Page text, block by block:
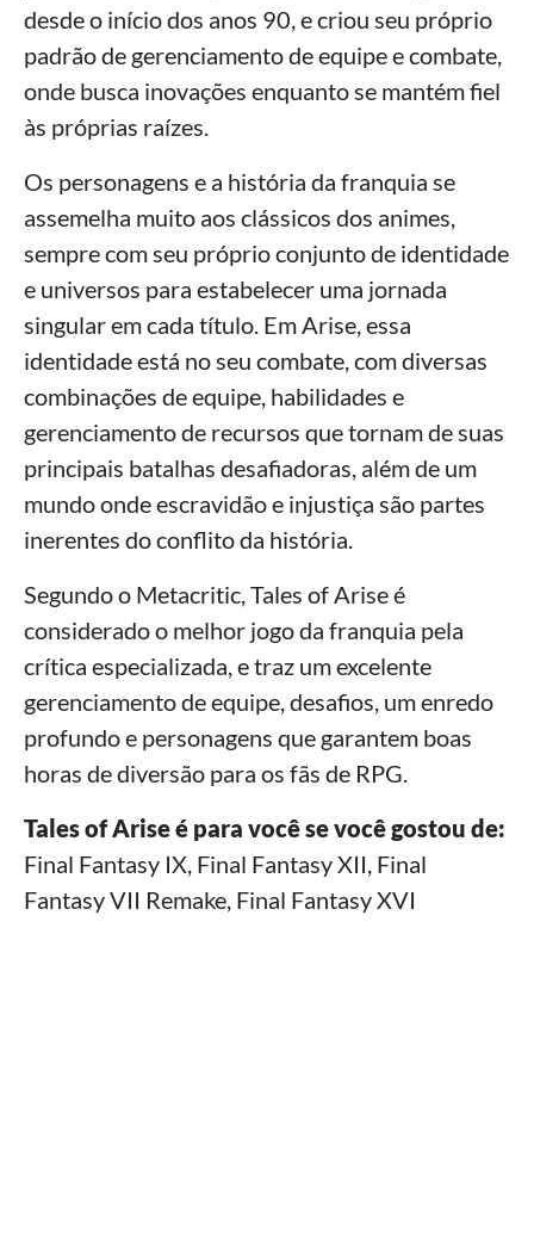
desde o início dos anos 90, e criou seu próprio
padrão de gerenciamento de equipe e combate,
onde busca inovações enquanto se mantém fiel
às próprias raízes.
Os personagens e a história da franquia se
assemelha muito aos clássicos dos animes,
sempre com seu próprio conjunto de identidade
e universos para estabelecer uma jornada
singular em cada título. Em Arise, essa
identidade está no seu combate, com diversas
combinações de equipe, habilidades e
gerenciamento de recursos que tornam de suas
principais batalhas desafiadoras, além de um
mundo onde escravidão e injustiça são partes
inerentes do conflito da história.
Segundo o Metacritic, Tales of Arise é
considerado o melhor jogo da franquia pela
crítica especializada, e traz um excelente
gerenciamento de equipe, desafios, um enredo
profundo e personagens que garantem boas
horas de diversão para os fãs de RPG.
Tales of Arise é para você se você gostou de:
Final Fantasy IX, Final Fantasy XII, Final
Fantasy VII Remake, Final Fantasy XVI